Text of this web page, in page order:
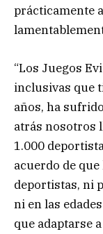
prácticamente
“Los Juegos
inclusivas que
años, ha
atrás nosotros
1.000
acuerdo de
deportistas, ni
ni en las
que adaptarse